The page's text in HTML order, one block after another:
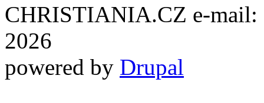
CHRISTIANIA.CZ e-mail:
2026
powered by Drupal